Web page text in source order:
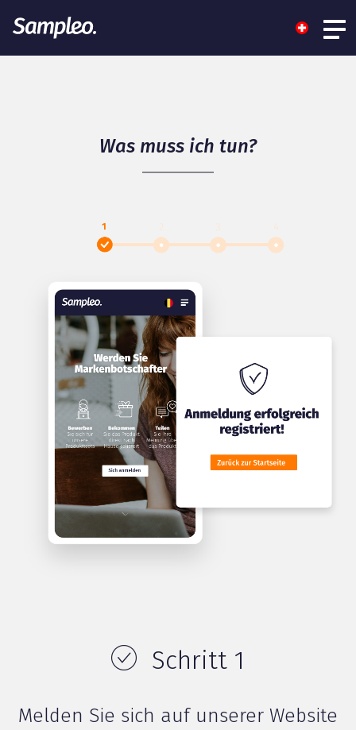
Was muss ich tun?
Schritt 1
Melden Sie sich auf unserer Website